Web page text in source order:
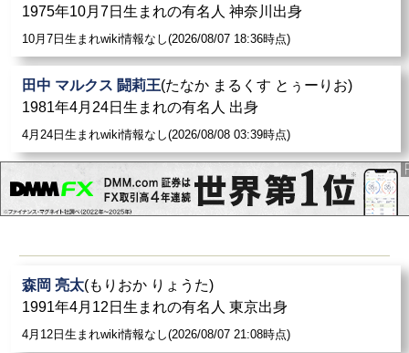
1975年10月7日生まれの有名人 神奈川出身
10月7日生まれwiki情報なし(2026/08/07 18:36時点)
田中 マルクス 闘莉王(たなか まるくす とぅーりお)
1981年4月24日生まれの有名人 出身
4月24日生まれwiki情報なし(2026/08/08 03:39時点)
森岡 亮太(もりおか りょうた)
1991年4月12日生まれの有名人 東京出身
4月12日生まれwiki情報なし(2026/08/07 21:08時点)